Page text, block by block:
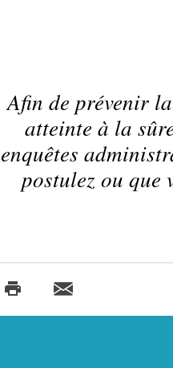
Afin de prévenir
atteinte à la
enquêtes
postulez ou que